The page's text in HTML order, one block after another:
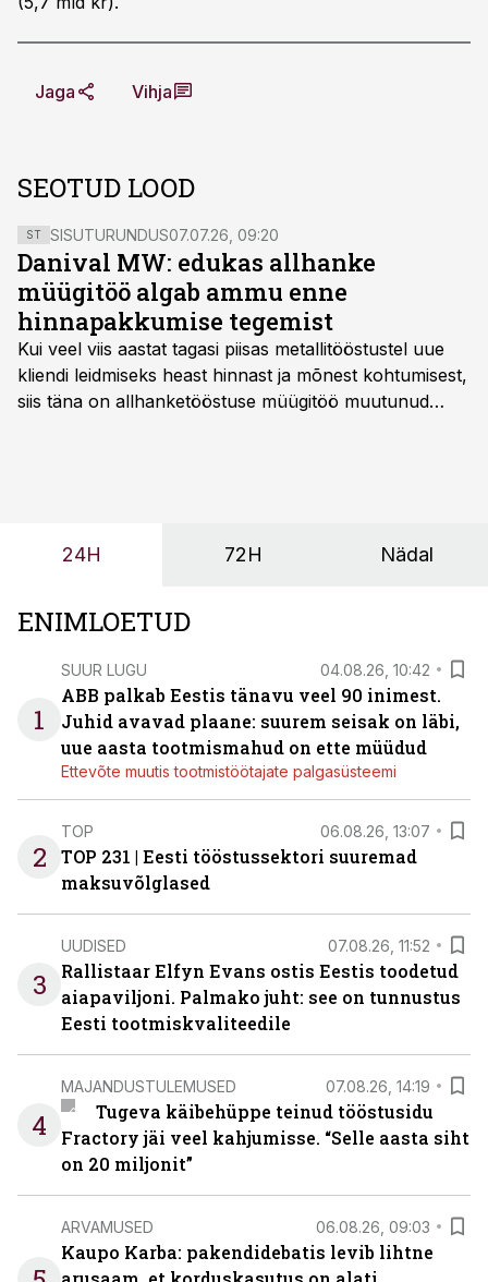
Jaga Vihja
SEOTUD LOOD
ST SISUTURUNDUS07.07.26, 09:20
Danival MW: edukas allhanke
müügitöö algab ammu enne
hinnapakkumise tegemist
Kui veel viis aastat tagasi piisas metallitööstustel uue
kliendi leidmiseks heast hinnast ja mõnest kohtumisest,
siis täna on allhanketööstuse müügitöö muutunud
24H 72H Nädal
ENIMLOETUD
1
SUUR LUGU 04.08.26, 10:42
ABB palkab Eestis tänavu veel 90 inimest.
Juhid avavad plaane: suurem seisak on läbi,
uue aasta tootmismahud on ette müüdud
Ettevõte muutis tootmistöötajate palgasüsteemi
2
TOP 06.08.26, 13:07
TOP 231 | Eesti tööstussektori suuremad
maksuvõlglased
3
UUDISED 07.08.26, 11:52
Rallistaar Elfyn Evans ostis Eestis toodetud
aiapaviljoni. Palmako juht: see on tunnustus
Eesti tootmiskvaliteedile
4
MAJANDUSTULEMUSED 07.08.26, 14:19
Tugeva käibehüppe teinud tööstusidu
Fractory jäi veel kahjumisse. “Selle aasta siht
on 20 miljonit”
ARVAMUSED 06.08.26, 09:03
Kaupo Karba: pakendidebatis levib lihtne